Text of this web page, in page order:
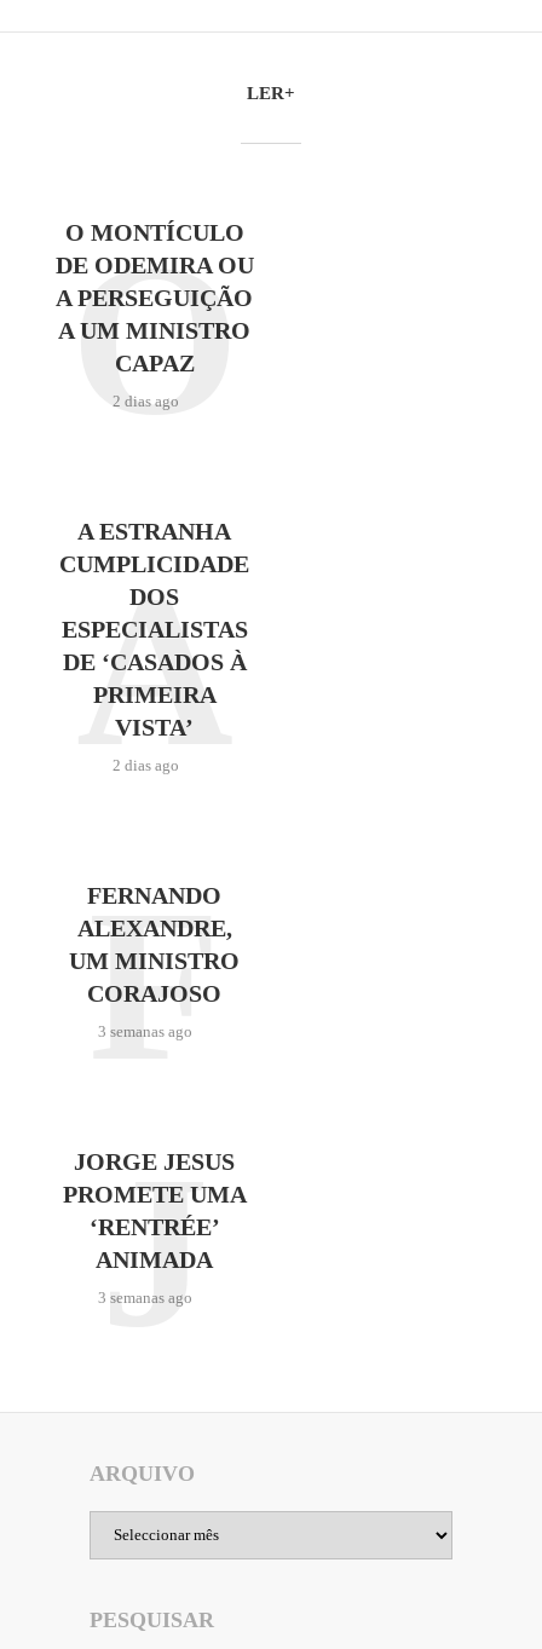
LER+
O MONTÍCULO
DE ODEMIRA OU
A PERSEGUIÇÃO
A UM MINISTRO
CAPAZ
2 dias ago
O
A ESTRANHA
CUMPLICIDADE
DOS
ESPECIALISTAS
DE ‘CASADOS À
PRIMEIRA
VISTA’
2 dias ago
A
FERNANDO
ALEXANDRE,
UM MINISTRO
CORAJOSO
3 semanas ago
F
JORGE JESUS
PROMETE UMA
‘RENTRÉE’
ANIMADA
3 semanas ago
J
ARQUIVO
PESQUISAR